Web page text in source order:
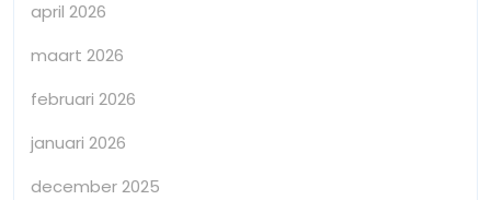
april 2026
maart 2026
februari 2026
januari 2026
december 2025